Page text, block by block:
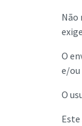
Não
O
e/ou
O